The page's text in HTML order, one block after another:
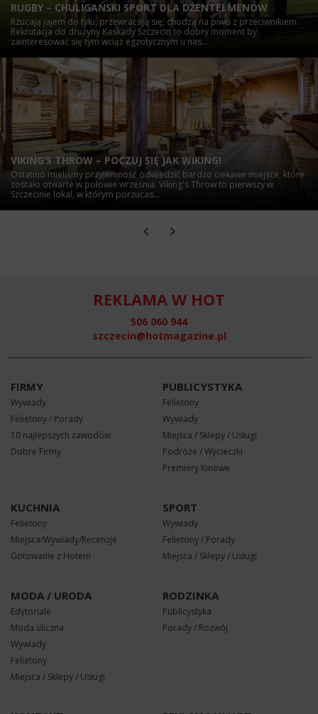
RUGBY – CHULIGAŃSKI SPORT DLA DŻENTELMENÓW
Rzucają jajem do tyłu, przewracają się, chodzą na piwo z przeciwnikiem.
Rekrutacja do drużyny Kaskady Szczecin to dobry moment by
zainteresować się tym wciąż egzotycznym u nas...
VIKING’S THROW – POCZUJ SIĘ JAK WIKING!
Ostatnio mieliśmy przyjemność odwiedzić bardzo ciekawe miejsce, które
zostało otwarte w połowie września. Viking's Throw to pierwszy w
Szczecinie lokal, w którym porzucas...
REKLAMA W HOT
506 060 944
szczecin@hotmagazine.pl
FIRMY
Wywiady
Felietony / Porady
10 najlepszych zawodów
Dobre Firmy
PUBLICYSTYKA
Felietony
Wywiady
Miejsca / Sklepy / Usługi
Podróże / Wycieczki
Premiery Kinowe
KUCHNIA
Felietony
Miejsca/Wywiady/Recenzje
Gotowanie z Hotem
SPORT
Wywiady
Felietony / Porady
Miejsca / Sklepy / Usługi
MODA / URODA
Edytoriale
Moda uliczna
Wywiady
Felietony
Miejsca / Sklepy / Usługi
RODZINKA
Publicystyka
Porady / Rozwój